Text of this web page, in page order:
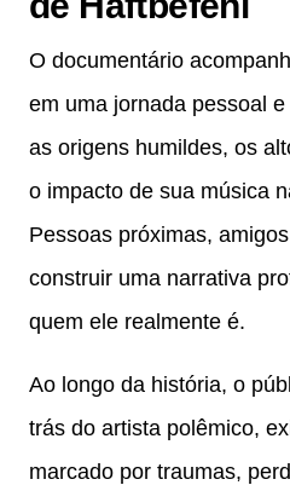
O documentário
em uma jornada pessoal
as origens humildes, os
o impacto de sua música
Pessoas próximas,
construir uma narrativa
quem ele realmente é.
Ao longo da história, o
trás do artista polêmico,
marcado por traumas,